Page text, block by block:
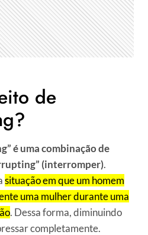
de
é uma combinação de
(interromper).
situação em que um homem
uma mulher durante uma
. Dessa forma, diminuindo
completamente.